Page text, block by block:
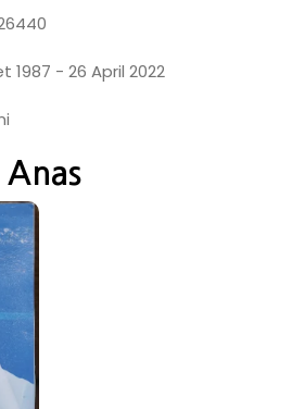
- 26 April 2022